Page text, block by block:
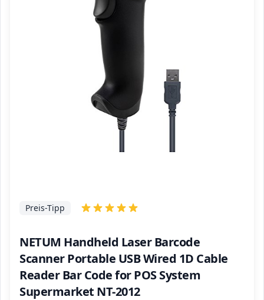
NETUM Handheld Laser Barcode
Scanner Portable USB Wired 1D Cable
Reader Bar Code for POS System
Supermarket NT-2012
Preis-Tipp